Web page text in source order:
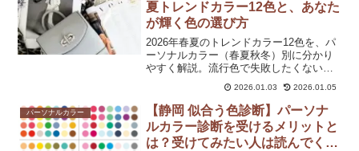
夏トレンドカラー12色と、あなた
が輝く色の選び方
2026年春夏のトレンドカラー12色を、パ
ーソナルカラー（春夏秋冬）別に分かり
やすく解説。流行色で失敗したくない初
心者さん必読です。2026.01.03 2026.01.05
パーソナルカラー
【静岡 似合う色診断】パーソナ
ルカラー診断を受けるメリットと
は？受けてみたい人は読んでくだ